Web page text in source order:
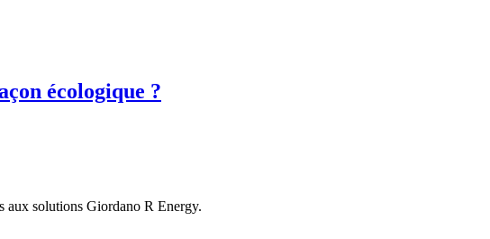
écologique ?
aux solutions Giordano R Energy.